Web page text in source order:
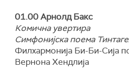
01.00 Арнолд Бакс
Комична увертира
Симфонијска поема
Филхармонија Би-Би-Сија
Вернона Хендлија